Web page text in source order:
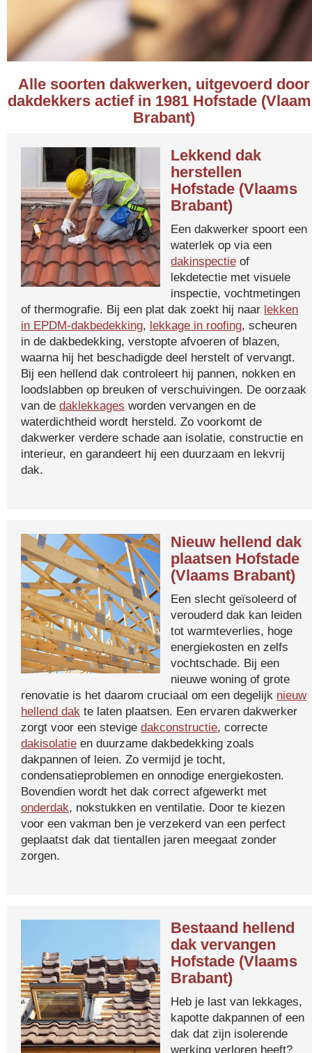
Alle soorten dakwerken, uitgevoerd door
dakdekkers actief in 1981 Hofstade
Brabant)
Lekkend dak
herstellen
Hofstade (Vlaams
Brabant)
Een dakwerker spoort een
waterlek op via een
dakinspectie of
lekdetectie met visuele
inspectie, vochtmetingen
of thermografie. Bij een plat dak zoekt hij naar lekken
in EPDM-dakbedekking, lekkage in roofing, scheuren
in de dakbedekking, verstopte afvoeren of blazen,
waarna hij het beschadigde deel herstelt of vervangt.
Bij een hellend dak controleert hij pannen, nokken en
loodslabben op breuken of verschuivingen. De oorzaak
van de daklekkages worden vervangen en de
waterdichtheid wordt hersteld. Zo voorkomt de
dakwerker verdere schade aan isolatie, constructie en
interieur, en garandeert hij een duurzaam en lekvrij
dak.
Nieuw hellend dak
plaatsen Hofstade
(Vlaams Brabant)
Een slecht geïsoleerd of
verouderd dak kan leiden
tot warmteverlies, hoge
energiekosten en zelfs
vochtschade. Bij een
nieuwe woning of grote
renovatie is het daarom cruciaal om een degelijk nieuw
hellend dak te laten plaatsen. Een ervaren dakwerker
zorgt voor een stevige dakconstructie, correcte
dakisolatie en duurzame dakbedekking zoals
dakpannen of leien. Zo vermijd je tocht,
condensatieproblemen en onnodige energiekosten.
Bovendien wordt het dak correct afgewerkt met
onderdak, nokstukken en ventilatie. Door te kiezen
voor een vakman ben je verzekerd van een perfect
geplaatst dak dat tientallen jaren meegaat zonder
zorgen.
Bestaand hellend
dak vervangen
Hofstade (Vlaams
Brabant)
Heb je last van lekkages,
kapotte dakpannen of een
dak dat zijn isolerende
werking verloren heeft?